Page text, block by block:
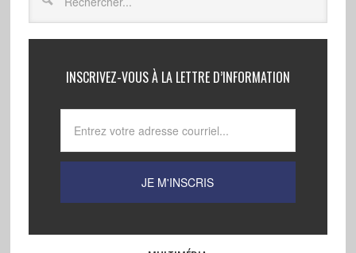
INSCRIVEZ-VOUS À LA LETTRE D’INFORMATION